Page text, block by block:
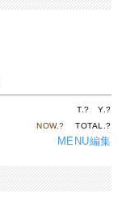
T.? Y.?
NOW.? TOTAL.?
MENU編集